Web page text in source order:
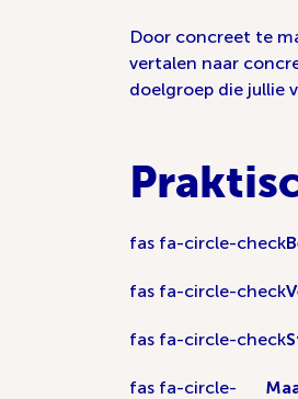
Door concreet te
vertalen naar
doelgroep die jullie
fas fa-circle-check
fas fa-circle-check
fas fa-circle-check
fas fa-circle-